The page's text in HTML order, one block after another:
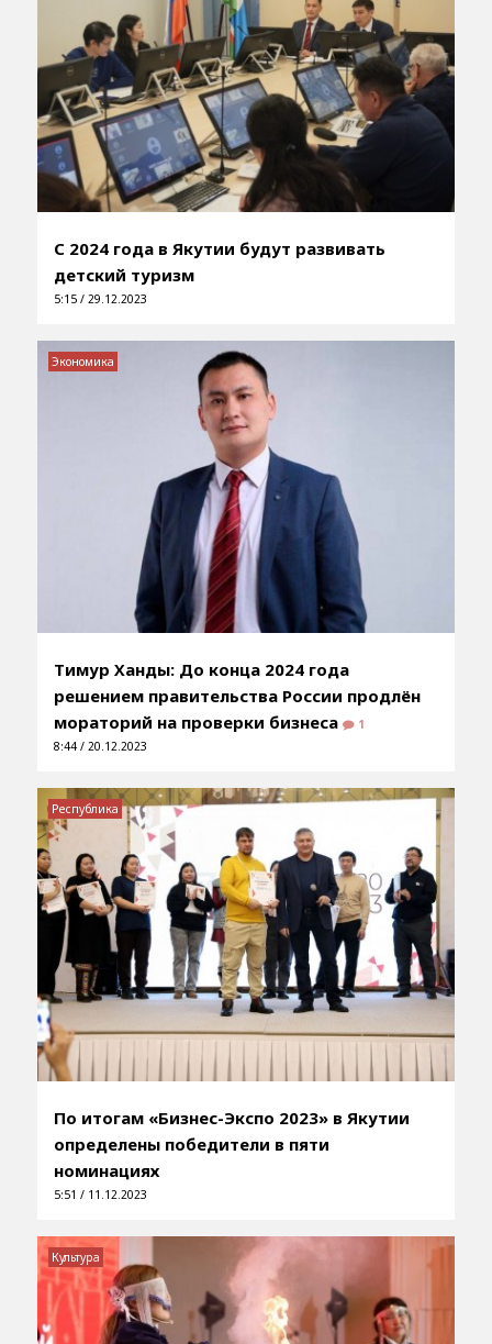
С 2024 года в Якутии будут развивать
детский туризм
5:15 / 29.12.2023
Тимур Ханды: До конца 2024 года
решением правительства России продлён
мораторий на проверки бизнеса
1
8:44 / 20.12.2023
Экономика
По итогам «Бизнес-Экспо 2023» в Якутии
определены победители в пяти
номинациях
5:51 / 11.12.2023
Республика
Культура